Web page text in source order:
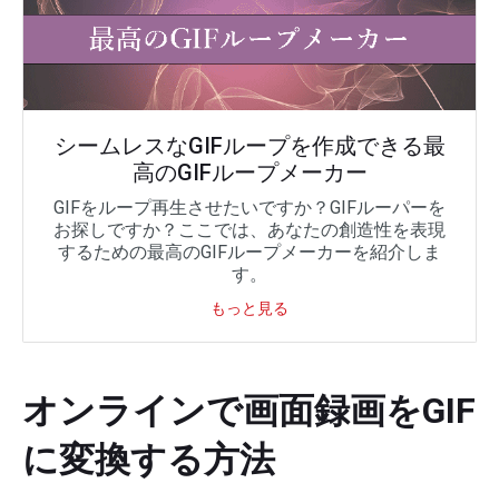
シームレスなGIFループを作成できる最
高のGIFループメーカー
GIFをループ再生させたいですか？GIFルーパーを
お探しですか？ここでは、あなたの創造性を表現
するための最高のGIFループメーカーを紹介しま
す。
もっと見る
オンラインで画面録画をGIF
に変換する方法